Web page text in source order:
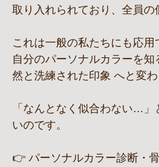
取り入れられており、全員の
これは一般の私たちにも応用
自分のパーソナルカラーを
然と洗練された印象 へと変わ
「なんとなく似合わない…
いのです。
👉 パーソナルカラー診断・